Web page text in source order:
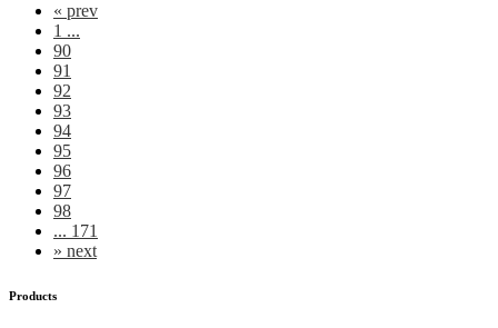
« prev
1 ...
90
91
92
93
94
95
96
97
98
... 171
» next
Products